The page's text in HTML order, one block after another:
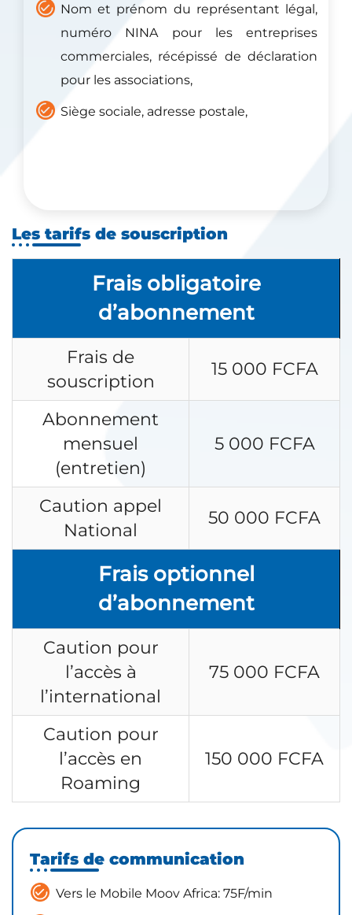
Nom et prénom du représentant légal,
numéro NINA pour les entreprises
commerciales, récépissé de déclaration
pour les associations,
Siège sociale, adresse postale,
Les tarifs de souscription
Frais obligatoire
d’abonnement
Frais de
souscription
15 000 FCFA
Abonnement
mensuel
(entretien)
5 000 FCFA
Caution appel
National
50 000 FCFA
Frais optionnel
d’abonnement
Caution pour
l’accès à
l’international
75 000 FCFA
Caution pour
l’accès en
Roaming
150 000 FCFA
Tarifs de communication
Vers le Mobile Moov Africa: 75F/min